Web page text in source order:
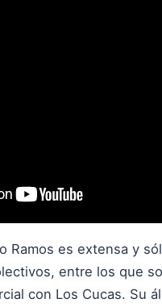
Ramos es extensa y
entre los que
con Los Cucas. Su